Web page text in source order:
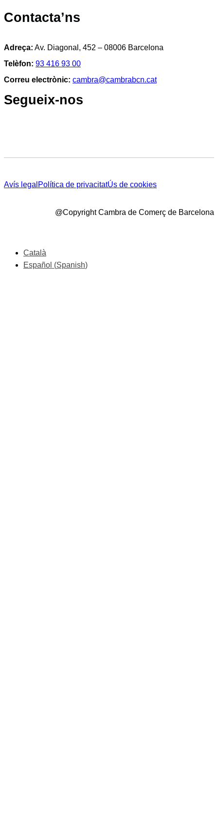
Contacta’ns
Adreça: Av. Diagonal, 452 – 08006 Barcelona
Telèfon: 93 416 93 00
Correu electrònic: cambra@cambrabcn.cat
Segueix-nos
Avís legal Política de privacitatÚs de cookies
@Copyright Cambra de Comerç de Barcelona
Català
Español (Spanish)